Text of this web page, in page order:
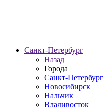
Санкт-Петербург
Назад
Города
Санкт-Петербург
Новосибирск
Нальчик
Владивосток